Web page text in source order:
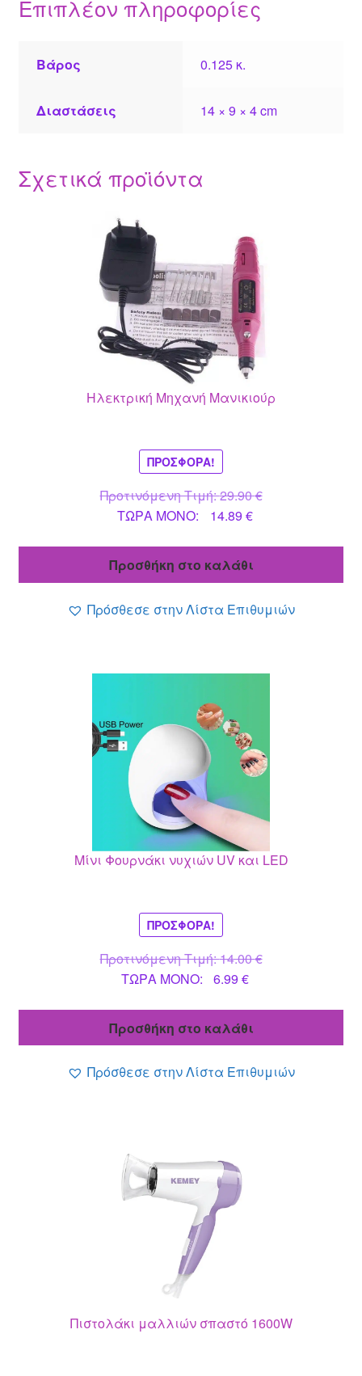
Επιπλέον πληροφορίες
Βάρος 0.125 κ.
Διαστάσεις 14 × 9 × 4 cm
Σχετικά προϊόντα
Ηλεκτρική Μηχανή Μανικιούρ
ΠΡΟΣΦΟΡΆ!
Προτινόμενη Τιμή:29.90€Original
ΤΩΡΑ MONO: 14.89 €Η
είναι:
Προσθήκη στο καλάθι
Πρόσθεσε στην Λίστα Επιθυμιών
Μίνι Φουρνάκι νυχιών UV και LED
ΠΡΟΣΦΟΡΆ!
Προτινόμενη Τιμή:14.00€Original
ΤΩΡΑ MONO: 6.99€Η
είναι:
Προσθήκη στο καλάθι
Πρόσθεσε στην Λίστα Επιθυμιών
Πιστολάκι μαλλιών σπαστό 1600W